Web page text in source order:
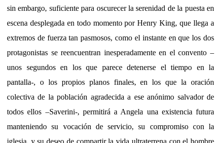
sin embargo, suficiente para oscurecer la serenidad de la puesta en
escena desplegada en todo momento por Henry King, que llega a
extremos de fuerza tan pasmosos, como el instante en que los dos
protagonistas se reencuentran inesperadamente en el convento –
unos segundos en los que parece detenerse el tiempo en la
pantalla-, o los propios planos finales, en los que la oración
colectiva de la población agradecida a ese anónimo salvador de
todos ellos –Saverini-, permitirá a Angela una existencia futura
manteniendo su vocación de servicio, su compromiso con la
iglesia, y su deseo de compartir la vida ultraterrena con el hombre